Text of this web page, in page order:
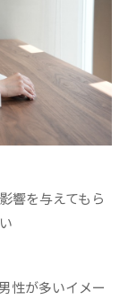
響を与えてもら
性が多いイメー